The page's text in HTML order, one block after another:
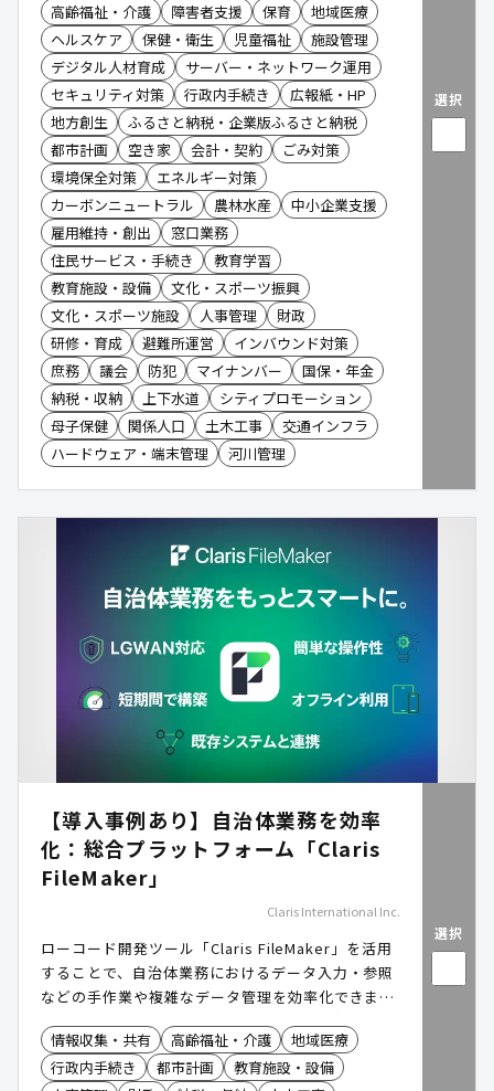
高齢福祉・介護
障害者支援 保育
地域医療
ヘルスケア
保健・衛生 児童福祉
施設管理
デジタル人材育成
サーバー・ネットワーク運用
セキュリティ対策
行政内手続き
広報紙・HP
地方創生
ふるさと納税・企業版ふるさと納税
都市計画
空き家 会計・契約
ごみ対策
環境保全対策
エネルギー対策
カーボンニュートラル
農林水産
中小企業支援
雇用維持・創出
窓口業務
住民サービス・手続き
教育学習
教育施設・設備
文化・スポーツ振興
文化・スポーツ施設
人事管理
財政
研修・育成
避難所運営
インバウンド対策
庶務
議会 防犯 マイナンバー
国保・年金
納税・収納
上下水道
シティプロモーション
母子保健
関係人口 土木工事
交通インフラ
ハードウェア・端末管理
河川管理
選択
【導入事例あり】自治体業務を効率
化：総合プラットフォーム「Claris
FileMaker」
Claris International Inc.
ローコード開発ツール「Claris FileMaker」を活用
することで、自治体業務におけるデータ入力・参照
などの手作業や複雑なデータ管理を効率化できま
す。LGWAN やマイナンバーを利用する事務系ネッ
トワークでのデータ共有もでき、職員の業務負担が
軽減します。
情報収集・共有 高齢福祉・介護
地域医療
行政内手続き
都市計画
教育施設・設備
選択